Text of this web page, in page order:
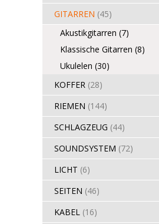
GITARREN (45)
Akustikgitarren (7)
Klassische Gitarren (8)
Ukulelen (30)
KOFFER (28)
RIEMEN (144)
SCHLAGZEUG (44)
SOUNDSYSTEM (72)
LICHT (6)
SEITEN (46)
KABEL (16)